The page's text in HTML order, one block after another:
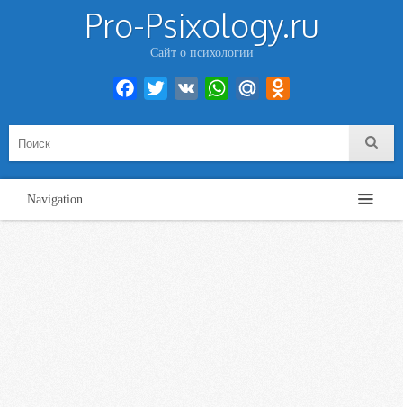
Pro-Psixology.ru
Сайт о психологии
Facebook
Twitter VK WhatsAppMail.Ru
Navigation